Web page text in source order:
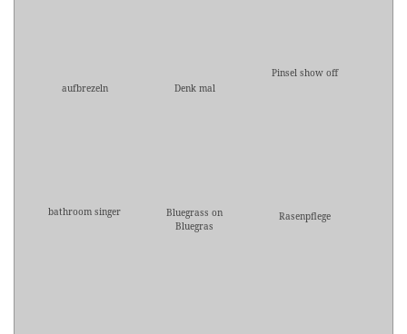
aufbrezeln Denk mal
Pinsel show off
bathroom singer
Bluegrass on
Bluegras
Rasenpflege